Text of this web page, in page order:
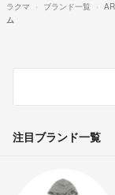
ラクマ ブランド一覧
ム
注目ブランド一覧